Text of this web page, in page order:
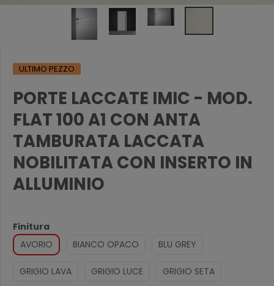
ULTIMO PEZZO
PORTE LACCATE IMIC - MOD.
FLAT 100 A1 CON ANTA
TAMBURATA LACCATA
NOBILITATA CON INSERTO IN
ALLUMINIO
Finitura
AVORIO
BIANCO OPACO BLU GREY
GRIGIO LAVA GRIGIO LUCE GRIGIO SETA